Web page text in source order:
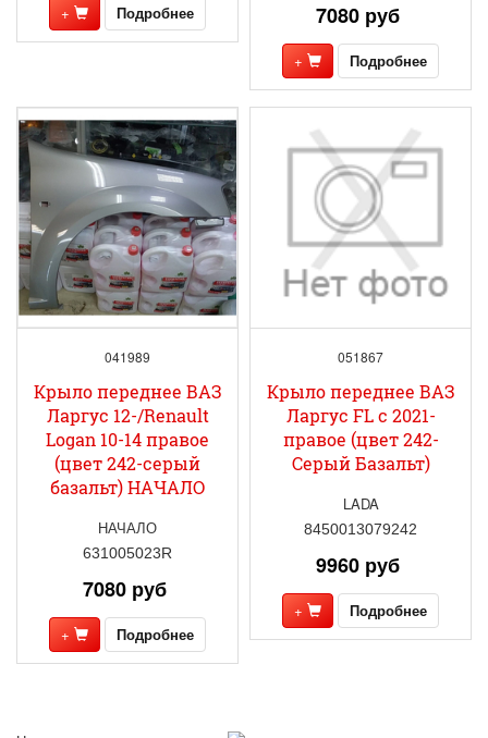
+ Подробнее 7080 руб
+ Подробнее
041989
Крыло переднее ВАЗ
Ларгус 12-/Renault
Logan 10-14 правое
(цвет 242-серый
базальт) НАЧАЛО
НАЧАЛО
631005023R
7080 руб
+ Подробнее
051867
Крыло переднее ВАЗ
Ларгус FL с 2021-
правое (цвет 242-
Серый Базальт)
LADA
8450013079242
9960 руб
+ Подробнее